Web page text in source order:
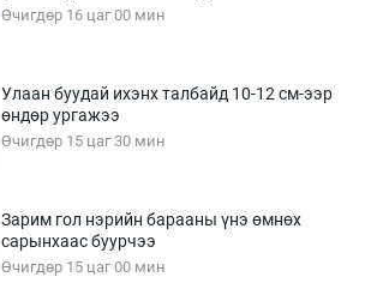
Өчигдөр 16 цаг 00 мин
Улаан буудай ихэнх талбайд 10-12 см-ээр
өндөр ургажээ
Өчигдөр 15 цаг 30 мин
Зарим гол нэрийн барааны үнэ өмнөх
сарынхаас буурчээ
Өчигдөр 15 цаг 00 мин